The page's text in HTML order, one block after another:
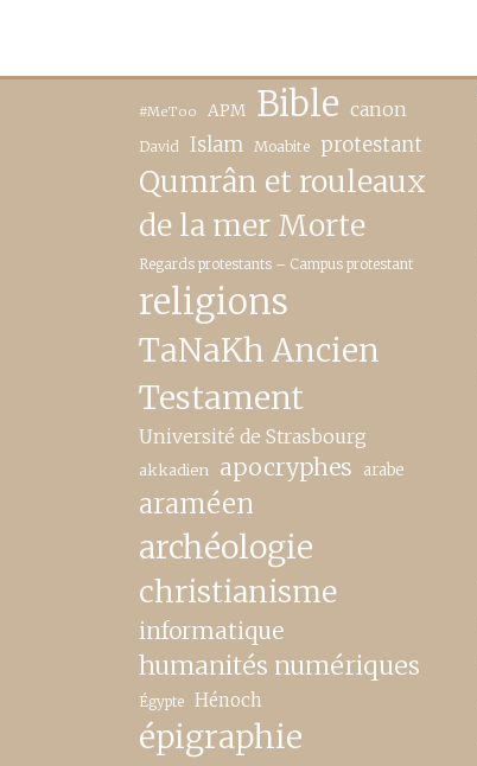
#MeToo APM Bible canon
David Islam Moabite protestant
Qumrân et rouleaux
de la mer Morte
Regards protestants – Campus protestant
religions
TaNaKh Ancien
Testament
Université de Strasbourg
akkadien apocryphes arabe
araméen
archéologie
christianisme
informatique
humanités numériques
Égypte Hénoch
épigraphie